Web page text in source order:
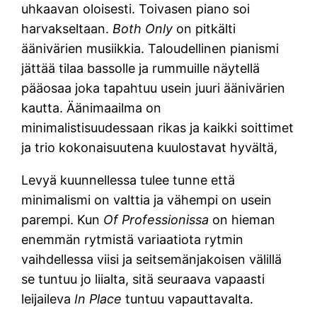
uhkaavan oloisesti. Toivasen piano soi
harvakseltaan. Both Only on pitkälti
äänivärien musiikkia. Taloudellinen pianismi
jättää tilaa bassolle ja rummuille näytellä
pääosaa joka tapahtuu usein juuri äänivärien
kautta. Äänimaailma on
minimalistisuudessaan rikas ja kaikki soittimet
ja trio kokonaisuutena kuulostavat hyvältä,
Levyä kuunnellessa tulee tunne että
minimalismi on valttia ja vähempi on usein
parempi. Kun Of Professionissa on hieman
enemmän rytmistä variaatiota rytmin
vaihdellessa viisi ja seitsemänjakoisen välillä
se tuntuu jo liialta, sitä seuraava vapaasti
leijaileva In Placetuntuu vapauttavalta.